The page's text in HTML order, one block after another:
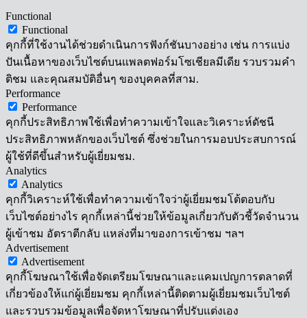
Functional
Functional
คุกกี้ที่ใช้งานได้ช่วยดำเนินการฟังก์ชันบางอย่าง เช่น การแบ่ง
ปันเนื้อหาของเว็บไซต์บนแพลตฟอร์มโซเชียลมีเดีย รวบรวมคำ
ติชม และคุณสมบัติอื่นๆ ของบุคคลที่สาม.
Performance
Performance
คุกกี้ประสิทธิภาพใช้เพื่อทำความเข้าใจและวิเคราะห์ดัชนี
ประสิทธิภาพหลักของเว็บไซต์ ซึ่งช่วยในการมอบประสบการณ์
ผู้ใช้ที่ดีขึ้นสำหรับผู้เยี่ยมชม.
Analytics
Analytics
คุกกี้วิเคราะห์ใช้เพื่อทำความเข้าใจว่าผู้เยี่ยมชมโต้ตอบกับ
เว็บไซต์อย่างไร คุกกี้เหล่านี้ช่วยให้ข้อมูลเกี่ยวกับตัวชี้วัดจำนวน
ผู้เข้าชม อัตราตีกลับ แหล่งที่มาของการเข้าชม ฯลฯ
Advertisement
Advertisement
คุกกี้โฆษณาใช้เพื่อจัดเตรียมโฆษณาและแคมเปญการตลาดที่
เกี่ยวข้องให้แก่ผู้เยี่ยมชม คุกกี้เหล่านี้ติดตามผู้เยี่ยมชมเว็บไซต์
และรวบรวมข้อมูลเพื่อจัดหาโฆษณาที่ปรับแต่งเอง